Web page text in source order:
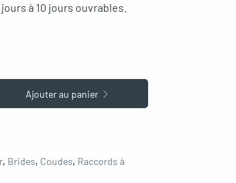
à 10 jours ouvrables.
Ajouter au panier
, Brides, Coudes, Raccords à